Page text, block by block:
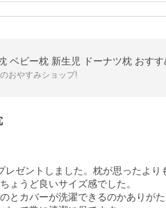
ベビー枕 新生児 ドーナツ枕 おす
おやすみショップ!
レゼントしました。枕が思ったより
ょうど良いサイズ感でした。
とカバーが洗濯できるのかありが